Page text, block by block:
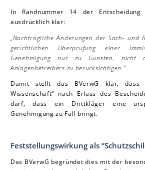
In Randnummer 14 der
ausdrücklich klar:
„Nachträgliche Änderungen der Sach- und
gerichtlichen Überprüfung einer
Genehmigung nur zu Gunsten, nicht
Anlagenbetreibers zu berücksichtigen.“
Damit stellt das BVerwG klar, dass
Wissenschaft“ nach Erlass des
darf, dass ein Drittkläger eine
Genehmigung zu Fall bringt.
Feststellungswirkung als
Das BVerwG begründet dies mit der